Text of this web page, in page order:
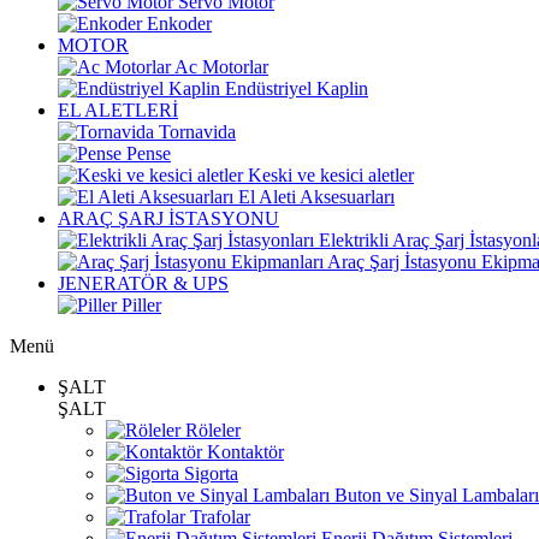
Enkoder
MOTOR
Ac Motorlar
Endüstriyel Kaplin
EL ALETLERİ
Tornavida
Pense
Keski ve kesici aletler
El Aleti Aksesuarları
ARAÇ ŞARJ İSTASYONU
Elektrikli Araç Şarj
Araç Şarj İstasyonu
JENERATÖR & UPS
Piller
Menü
ŞALT
ŞALT
Röleler
Kontaktör
Sigorta
Buton ve Sinyal Lambaları
Trafolar